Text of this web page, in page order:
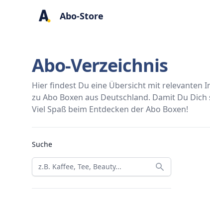
Abo-Store
Abo-Verzeichnis
Hier findest Du eine Übersicht mit relevanten
zu Abo Boxen aus Deutschland. Damit Du
Viel Spaß beim Entdecken der Abo Boxen!
Abo Boxen
Suche